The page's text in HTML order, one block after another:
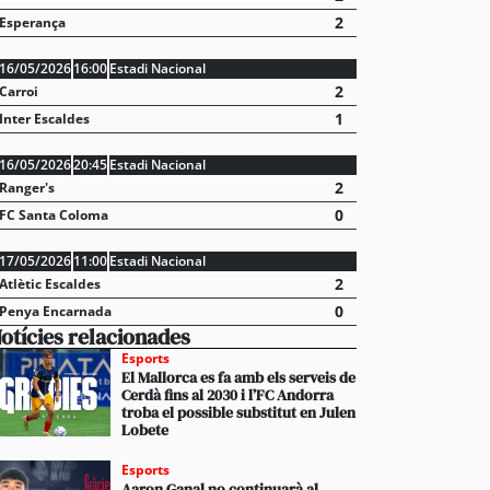
sense mort continua creixent en popularitat en
les xifres dels últims anys
Esperança 2
16/05/2026 16:00 Estadi Nacional
Carroi
2
Inter Escaldes 1
16/05/202620:45 Estadi Nacional
Ranger's
2
FC Santa Coloma 0
17/05/2026 11:00 Estadi Nacional
Atlètic Escaldes
2
Penya Encarnada 0
relacionades
Esports
El Mallorca es fa amb els serveis de
Cerdà fins al 2030 i l’FC Andorra
troba el possible substitut en Julen
Lobete
Esports